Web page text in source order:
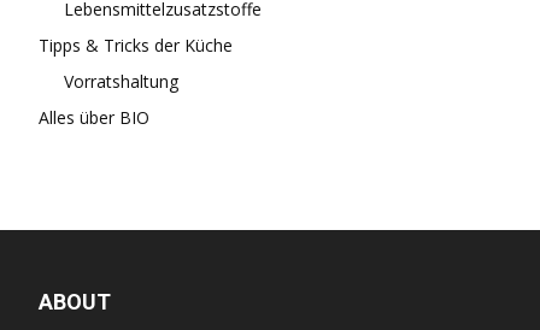
Lebensmittelzusatzstoffe
Tipps & Tricks der Küche
Vorratshaltung
Alles über BIO
ABOUT